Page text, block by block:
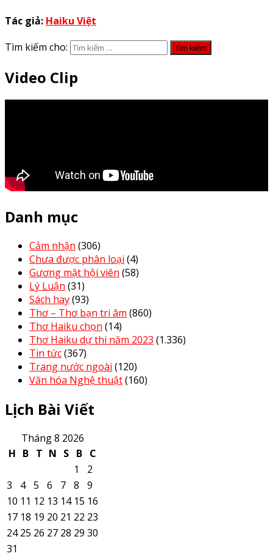
Tác giả: Haiku Việt
Tìm kiếm cho:
Video Clip
Danh mục
Cảm nhận (306)
Chưa được phân loại (4)
Gương mặt hội viên (58)
Lý Luận (31)
Sách hay(93)
Thơ – Thơ bạn tri âm (860)
Thơ Haiku chọn (14)
Thơ Haiku dự thi năm 2023 (1.336)
Tin tức(367)
Trang nước ngoài (120)
Văn hóa Nghệ thuật(160)
Lịch Bài Viết
Tháng 8 2026
H B T N S B C
1
2
3
4 5 6 7 8
9
10 11 12 13 14 15 16
17 18 19 20 21 22 23
24 25 26 27 28 29 30
31